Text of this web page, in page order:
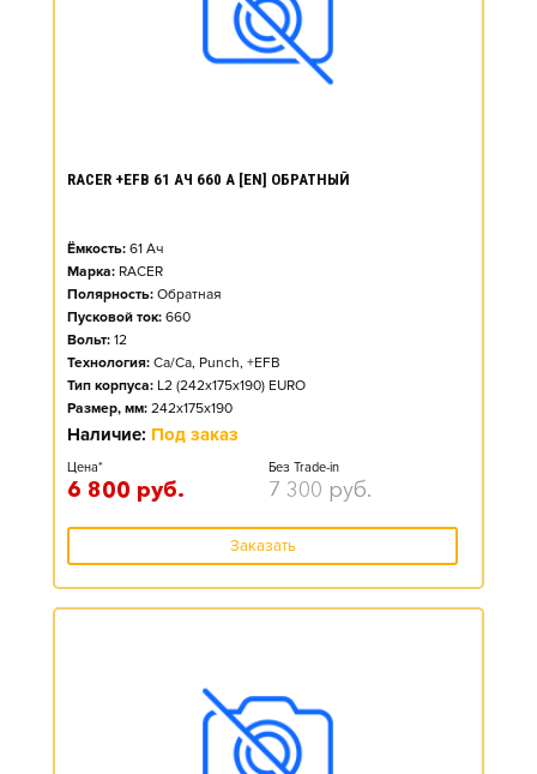
RACER +EFB 61 АЧ 660 А [EN] ОБРАТНЫЙ
Ёмкость: 61 Ач
Марка: RACER
Полярность: Обратная
Пусковой ток: 660
Вольт: 12
Технология: Ca/Ca, Punch, +EFB
Тип корпуса: L2 (242x175x190) EURO
Размер, мм: 242x175x190
Наличие: Под заказ
Цена*
6 800 руб.
Без Trade-in
7 300 руб.
Заказать